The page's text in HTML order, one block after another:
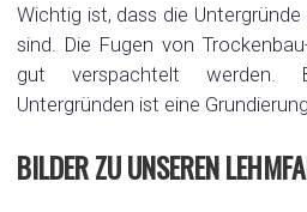
Wichtig ist, dass die
sind. Die Fugen von
gut verspachtelt werden.
Untergründen ist eine
BILDER ZU UNSEREN